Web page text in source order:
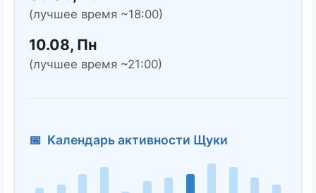
(лучшее время ~18:00)
10.08, Пн
(лучшее время ~21:00)
📅 Календарь активности Щуки